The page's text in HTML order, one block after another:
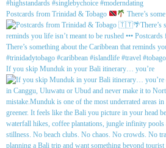
Postcards from Trinidad & Tobago There’s some
If you skip Munduk in your Bali itinerary… you’re